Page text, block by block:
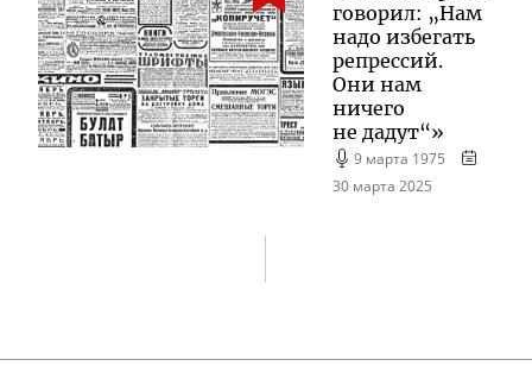
говорил: „Нам
надо избегать
репрессий.
Они нам
ничего
не дадут“»
9 марта 1975
30 марта 2025